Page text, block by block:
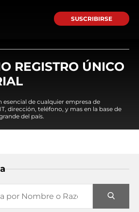
SUSCRIBIRSE
REGISTRO ÚNICO
esencial de cualquier empresa de
dirección, teléfono, y mas en la base de
del país.